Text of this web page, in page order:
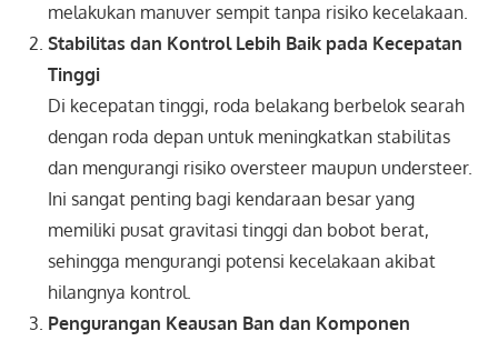
melakukan manuver sempit tanpa risiko kecelakaan.
Stabilitas dan Kontrol Lebih Baik pada Kecepatan
Tinggi
Di kecepatan tinggi, roda belakang berbelok searah
dengan roda depan untuk meningkatkan stabilitas
dan mengurangi risiko oversteer maupun understeer.
Ini sangat penting bagi kendaraan besar yang
memiliki pusat gravitasi tinggi dan bobot berat,
sehingga mengurangi potensi kecelakaan akibat
hilangnya kontrol.
Pengurangan Keausan Ban dan Komponen